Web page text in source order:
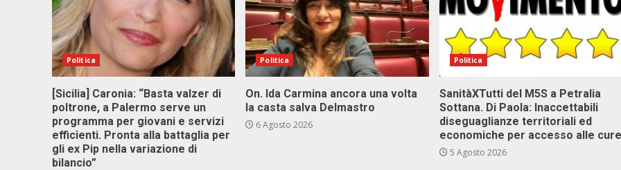
Politica
[Sicilia] Caronia: “Basta valzer di
poltrone, a Palermo serve un
programma per giovani e servizi
efficienti. Pronta alla battaglia per
gli ex Pip nella variazione di
bilancio”
Politica
On. Ida Carmina ancora una volta
la casta salva Delmastro
6 Agosto 2026
Politica
SanitàXTutti del M5S a Petralia
Sottana. Di Paola: Inaccettabili
diseguaglianze territoriali ed
economiche per accesso alle cure
5 Agosto 2026